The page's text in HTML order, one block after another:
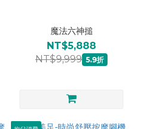
魔法六神搥
NT$5,888
NT$9,999 5.9折